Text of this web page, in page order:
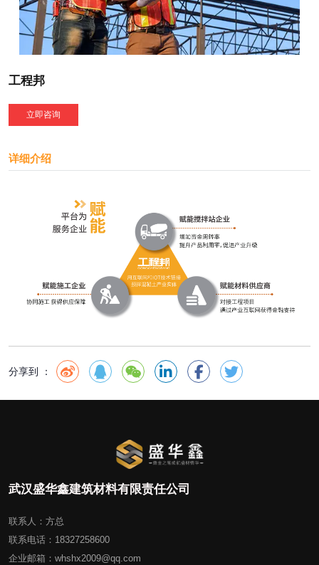
工程邦
立即咨询
详细介绍
分享到 ：
武汉盛华鑫建筑材料有限责任公司
联系人：方总
联系电话：18327258600
企业邮箱：whshx2009@qq.com